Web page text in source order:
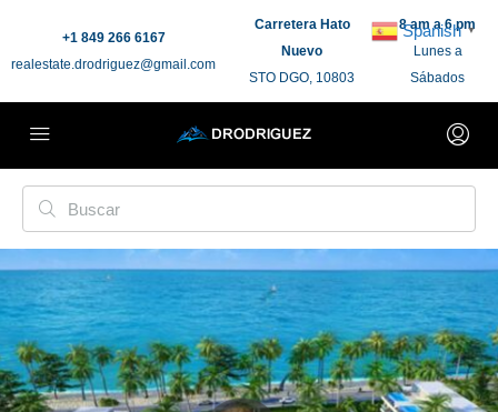
+1 849 266 6167
realestate.drodriguez@gmail.com
Carretera Hato
Nuevo
STO DGO, 10803
8 am a 6 pm
Lunes a
Sábados
Spanish ▼